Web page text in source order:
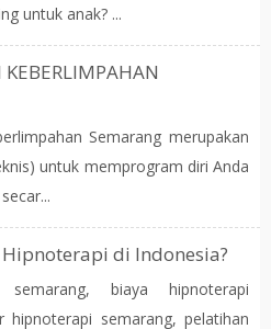
untuk anak? ...
Semarang merupakan
untuk memprogram diri Anda
di Indonesia?
biaya hipnoterapi
hipnoterapi semarang, pelatihan